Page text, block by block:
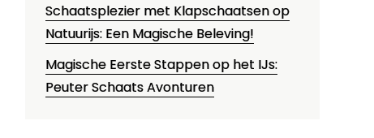
Schaatsplezier met Klapschaatsen op
Natuurijs: Een Magische Beleving!
Magische Eerste Stappen op het IJs:
Peuter Schaats Avonturen